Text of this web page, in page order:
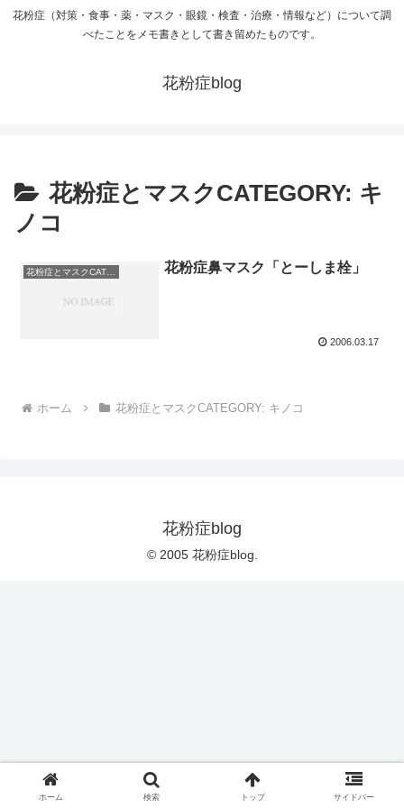
花粉症（対策・食事・薬・マスク・眼鏡・検査・治療・情報など）について調
べたことをメモ書きとして書き留めたものです。
花粉症blog
花粉症とマスクCATEGORY: キ
ノコ
花粉症鼻マスク「とーしま栓」
2006.03.17
ホーム 花粉症とマスクCATEGORY: キノコ
花粉症blog
© 2005 花粉症blog.
ホーム 検索 トップ サイドバー